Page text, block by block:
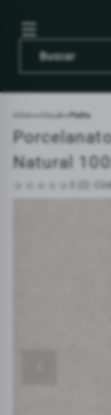
Início Visual Pedra
Natural